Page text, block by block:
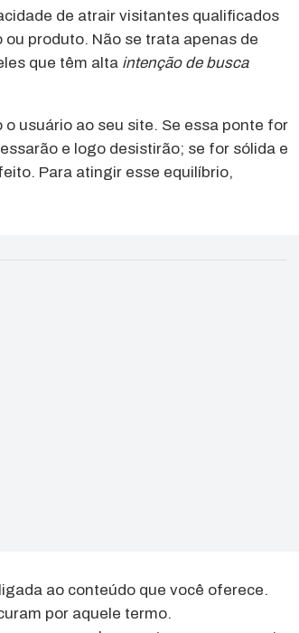
de atrair visitantes qualificados
produto. Não se trata apenas de
que têm alta intenção de busca
usuário ao seu site. Se essa ponte for
e logo desistirão; se for sólida e
Para atingir esse equilíbrio,
ao conteúdo que você oferece.
por aquele termo.